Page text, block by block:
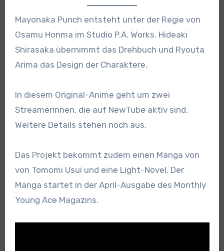
Mayonaka Punch entsteht unter der Regie von
Osamu Honma im Studio P.A. Works. Hideaki
Shirasaka übernimmt das Drehbuch und Ryouta
Arima das Design der Charaktere.
In diesem Original-Anime geht um zwei
Streamerinnen, die auf NewTube aktiv sind.
Weitere Details stehen noch aus.
Das Projekt bekommt zudem einen Manga von
von Tomomi Usui und eine Light-Novel. Der
Manga startet in der April-Ausgabe des Monthly
Young Ace Magazins.